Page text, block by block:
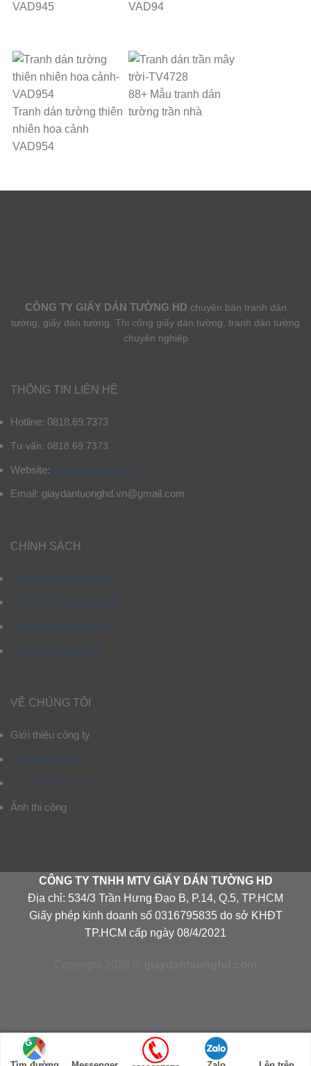
VAD945
VAD94
Tranh dán tường thiên
nhiên hoa cảnh
VAD954
88+ Mẫu tranh dán
tường trần nhà
CÔNG TY GIẤY DÁN TƯỜNG HD chuyên bán tranh dán
tường, giấy dán tường. Thi công giấy dán tường, tranh dán tường
chuyên nghiệp
THÔNG TIN LIÊN HỆ
Hotline: 0818.69.7373
Tư vấn: 0818.69.7373
Website: giaydantuonghd.vn
Email: giaydantuonghd.vn@gmail.com
CHÍNH SÁCH
Chính sách mua hàng
Chính sách giao hàng
Chính sách bảo hành
Chính sách bảo mật
VỀ CHÚNG TÔI
Giới thiệu công ty
Thông tin liên hệ
Tư vấn chọn mẫu
Ảnh thi công
CÔNG TY TNHH MTV GIẤY DÁN TƯỜNG HD
Địa chỉ: 534/3 Trần Hưng Đạo B, P.14, Q.5, TP.HCM
Giấy phép kinh doanh số 0316795835 do sở KHĐT
TP.HCM cấp ngày 08/4/2021